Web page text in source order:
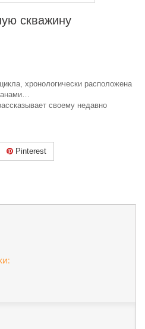
скважину
хронологически расположена
своему недавно
Pinterest